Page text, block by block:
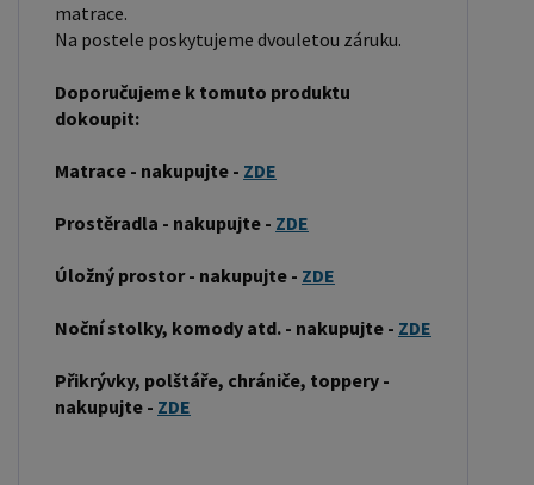
Výrobky z masivu borovice jsou oblíbené pro svůj
přírodní vzhled a trvanlivost. Typ postele: Klasická
postel je typ postele, který se skládá ze tří
základních částí: rámu, roštu a matrace. Rám
včetně dřeva, kovu nebo laminátu. Do rámu se
vkládá rošt. Matrace je položena na rošt a může
být vyrobena z různých materiálů, včetně pěny,
latexu nebo pružin. Matrace: Velikost matrace by
dělí podle materiálu výroby na matrace z PUR
pěny, matrace z HR pěny, matrace z líné pěny,
pružinové matrace, taštičkové matrace, latexové
matrace.
Na postele poskytujeme dvouletou záruku.
Doporučujeme k tomuto produktu
dokoupit:
Matrace - nakupujte - ZDE
Prostěradla - nakupujte - ZDE
Úložný prostor - nakupujte - ZDE
Noční stolky, komody atd. - nakupujte - ZDE
Přikrývky, polštáře, chrániče, toppery -
nakupujte - ZDE